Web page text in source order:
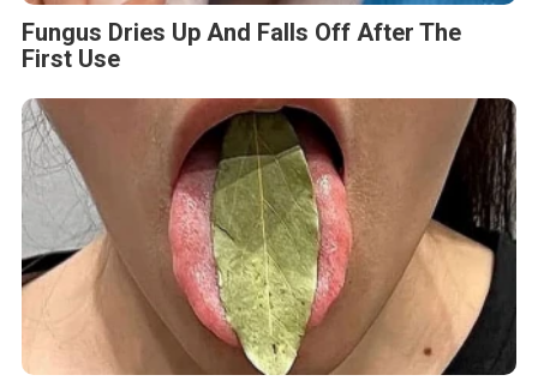
Fungus Dries Up And Falls Off After The
First Use